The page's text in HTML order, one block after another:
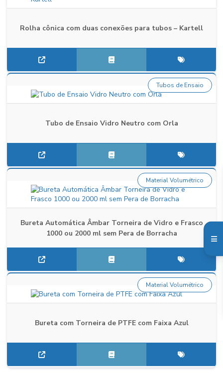
Rolha cônica com duas conexões para tubos – Kartell
Tubo de Ensaio Vidro Neutro com Orla
Tubos de Ensaio
Bureta Automática Âmbar Torneira de Vidro e Frasco
1000 ou 2000 ml sem Pera de Borracha
Material Volumétrico
Bureta com Torneira de PTFE com Faixa Azul
Material Volumétrico